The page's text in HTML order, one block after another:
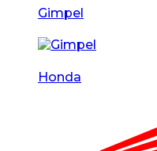
Gimpel
Honda